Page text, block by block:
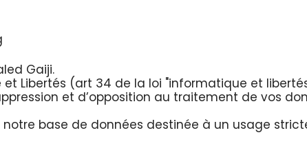
Gaiji.
Libertés (art 34 de la loi "informatique et
et d’opposition au traitement de vos
base de données destinée à un usage